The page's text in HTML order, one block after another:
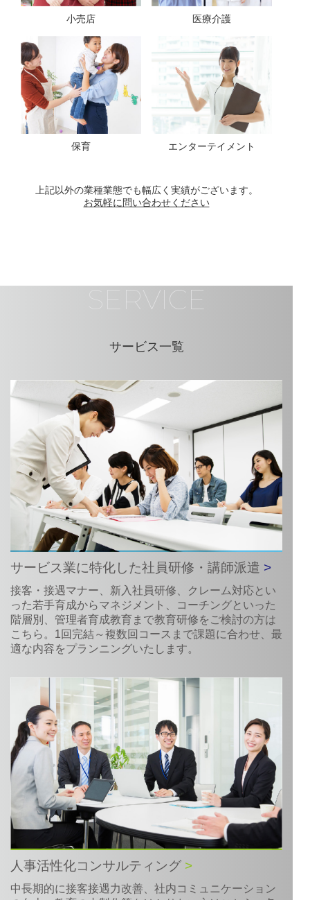
小売店 医療介護
保育 エンターテイメント
上記以外の業種業態でも幅広く実績がございます。
お気軽に問い合わせください
SERVICE
サービス一覧
サービス業に特化した社員研修・講師派遣 >
接客・接遇マナー、新入社員研修、クレーム対応とい
った若手育成からマネジメント、コーチングといった
階層別、管理者育成教育まで教育研修をご検討の方は
こちら。1回完結～複数回コースまで課題に合わせ、最
適な内容をプランニングいたします。
人事活性化コンサルティング >
中長期的に接客接遇力改善、社内コミュニケーション